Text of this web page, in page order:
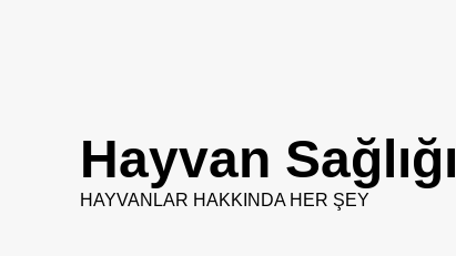
Hayvan Sağlığı
HAYVANLAR HAKKINDA HER ŞEY